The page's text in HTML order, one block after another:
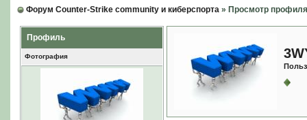
Форум Counter-Strike community и киберспорта» Просмотр профиля
Профиль
Фотография